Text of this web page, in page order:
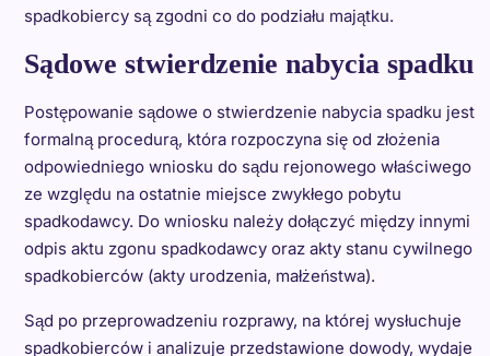
spadkobiercy są zgodni co do podziału majątku.
Sądowe stwierdzenie nabycia spadku
Postępowanie sądowe o stwierdzenie nabycia spadku jest
formalną procedurą, która rozpoczyna się od złożenia
odpowiedniego wniosku do sądu rejonowego właściwego
ze względu na ostatnie miejsce zwykłego pobytu
spadkodawcy. Do wniosku należy dołączyć między innymi
odpis aktu zgonu spadkodawcy oraz akty stanu cywilnego
spadkobierców (akty urodzenia, małżeństwa).
Sąd po przeprowadzeniu rozprawy, na której wysłuchuje
spadkobierców i analizuje przedstawione dowody, wydaje